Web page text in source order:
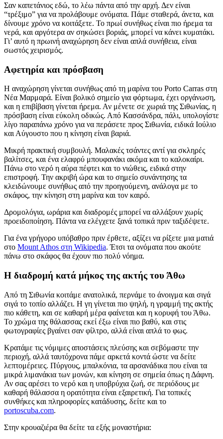
Σαν καπετάνιος εδώ, το λέω πάντα από την αρχή. Δεν είναι
“τρέξιμο” για να προλάβουμε ονόματα. Πάμε σταθερά, άνετα, και
δίνουμε χρόνο να κοιτάξετε. Το πρωί συνήθως είναι πιο ήρεμα τα
νερά, και αργότερα αν σηκώσει βοριάς, μπορεί να κάνει κυματάκι.
Γι’ αυτό η πρωινή αναχώρηση δεν είναι απλά συνήθεια, είναι
σωστός χειρισμός.
Αφετηρία και πρόσβαση
Η αναχώρηση γίνεται συνήθως από τη μαρίνα του Porto Carras στη
Νέα Μαρμαρά. Είναι βολικό σημείο για φόρτωμα, έχει οργάνωση,
και η επιβίβαση γίνεται ήρεμα. Αν μένετε σε χωριά της Σιθωνίας, η
πρόσβαση είναι εύκολη οδικώς. Από Κασσάνδρα, πάλι, υπολογίστε
λίγο παραπάνω χρόνο για να περάσετε προς Σιθωνία, ειδικά Ιούλιο
και Αύγουστο που η κίνηση είναι βαριά.
Μικρή πρακτική συμβουλή. Μαλακές τσάντες αντί για σκληρές
βαλίτσες, και ένα ελαφρύ μπουφανάκι ακόμα και το καλοκαίρι.
Πάνω στο νερό η αύρα πέφτει και το νιώθεις, ειδικά στην
επιστροφή. Την ακριβή ώρα και το σημείο συνάντησης τα
κλειδώνουμε συνήθως από την προηγούμενη, ανάλογα με το
σκάφος, την κίνηση στη μαρίνα και τον καιρό.
Δρομολόγια, ωράρια και διαδρομές μπορεί να αλλάξουν χωρίς
προειδοποίηση. Πάντα να ελέγχετε ξανά τοπικά πριν ταξιδέψετε.
Για ένα γρήγορο υπόβαθρο πριν έρθετε, αξίζει να ρίξετε μια ματιά
στο Mount Athos στη Wikipedia. Έτσι τα ονόματα που ακούτε
πάνω στο σκάφος θα έχουν πιο πολύ νόημα.
Η διαδρομή κατά μήκος της ακτής του Άθω
Από τη Σιθωνία κοιτάμε ανατολικά, περνάμε το άνοιγμα και σιγά
σιγά το τοπίο αλλάζει. Η γη γίνεται πιο ψηλή, η γραμμή της ακτής
πιο κάθετη, και σε καθαρή μέρα φαίνεται και η κορυφή του Άθω.
Το χρώμα της θάλασσας εκεί έξω είναι πιο βαθύ, και στις
φωτογραφίες βγαίνει σαν φίλτρο, αλλά είναι απλά το φως.
Κρατάμε τις νόμιμες αποστάσεις πλεύσης και σεβόμαστε την
περιοχή, αλλά ταυτόχρονα πάμε αρκετά κοντά ώστε να δείτε
λεπτομέρειες. Πύργους, μπαλκόνια, τα αρσανάδικα που είναι τα
μικρά λιμανάκια των μονών, και κίνηση σε σημεία όπως η Δάφνη.
Αν σας αρέσει το νερό και η υποβρύχια ζωή, σε περιόδους με
καθαρή θάλασσα η ορατότητα είναι εξαιρετική. Για τοπικές
συνθήκες και πληροφορίες κατάδυσης, δείτε και το
portoscuba.com.
Στην κρουαζιέρα θα δείτε τα εξής μοναστήρια: